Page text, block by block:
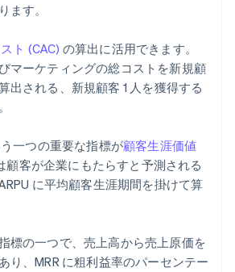
ます。
ト (CAC) の算出に活用できます。
マーケティングの総コストを新規顧
出される、新規顧客 1 人を獲得する
一つの重要な指標が顧客生涯価値
顧客が企業にもたらすと予測される
に平均顧客生涯期間を掛けて算
標の一つで、売上高から売上原価を
り、MRR に粗利益率のパーセンテー